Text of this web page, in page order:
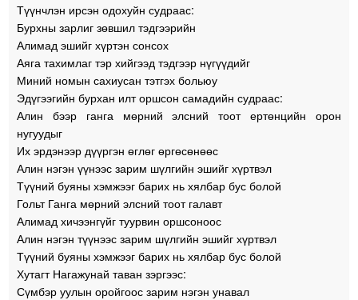
Түүнчлэн ирсэн одохуйн судраас:
Бурхны зарлиг зөвшил тэдгээрийн
Алимад эшийг хүртэн сонсох
Аяга тахимлаг тэр хийгээд тэдгээр нүгүүдийг
Миний номын сахиусан тэтгэх больюу
Эдүгээгийн бурхан илт оршсон самадийн судраас:
Алин бээр ганга мөрний элсний тоот ертөнцийн орон
нугуудыг
Их эрдэнээр дүүргэн өглөг өргөсөнөөс
Алин нэгэн үүнээс зарим шүлгийн эшийг хүртвэл
Түүний буяны хэмжээг барих нь хялбар бус болой
Гольт Ганга мөрний элсний тоот галавт
Алимад хичээнгүйг туурвин оршсоноос
Алин нэгэн түүнээс зарим шүлгийн эшийг хүртвэл
Түүний буяны хэмжээг барих нь хялбар бус болой
Хутагт Нагажунай таван зэргээс:
Сүмбэр уулын оройгоос зарим нэгэн унавал